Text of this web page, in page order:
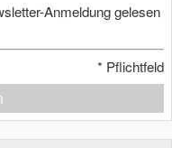
Anmeldung gelesen
* Pflichtfeld